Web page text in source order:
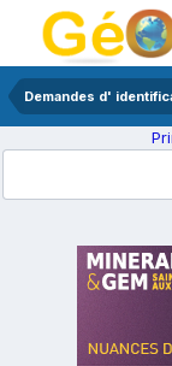
Demandes d'